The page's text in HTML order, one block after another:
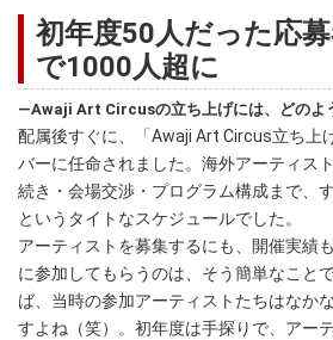
初年度50人だった応
で1000人超に
―Awaji Art Circusの立ち上げには、どのよ
配属後すぐに、「Awaji Art Circus立ち上
バーに任命されました。海外アーティス
続き・会場交渉・プログラム構成まで、
というタイトなスケジュールでした。
アーティストを募集するにも、開催実績
に参加してもらうのは、そう簡単なこと
ば、当時の参加アーティストたちはなか
すよね（笑）。初年度は手探りで、アー